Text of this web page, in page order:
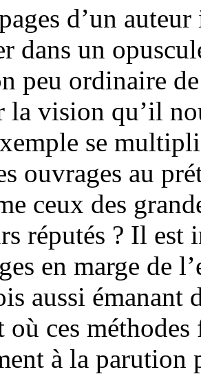
d’un
dans un
peu ordinaire
la vision qu’il
se
ouvrages au
ceux des
réputés ? Il est
en marge de
aussi émanant
où ces
à la parution